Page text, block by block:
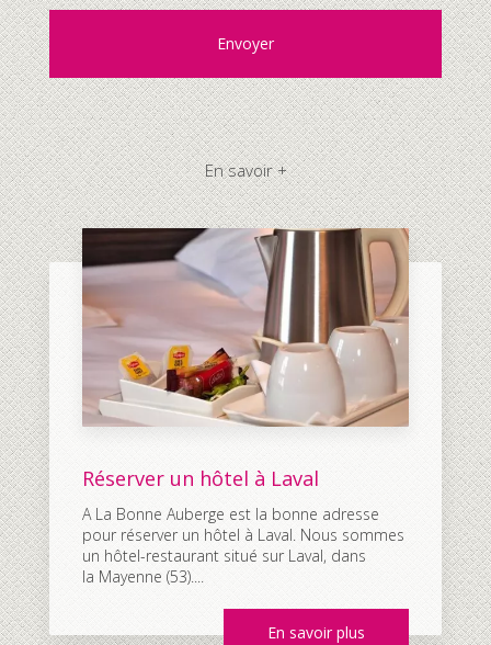
En savoir +
Réserver un hôtel à Laval
A La Bonne Auberge est la bonne adresse
pour réserver un hôtel à Laval. Nous sommes
un hôtel-restaurant situé sur Laval, dans
la Mayenne (53)....
En savoir plus